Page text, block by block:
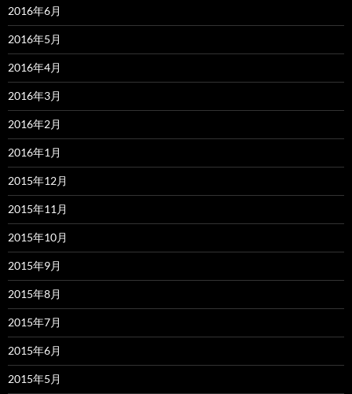
2016年6月
2016年5月
2016年4月
2016年3月
2016年2月
2016年1月
2015年12月
2015年11月
2015年10月
2015年9月
2015年8月
2015年7月
2015年6月
2015年5月